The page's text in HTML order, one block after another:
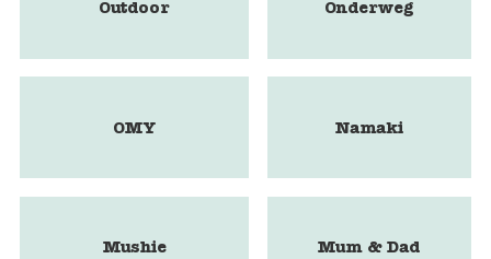
Outdoor Onderweg
OMY Namaki
Mushie Mum & Dad